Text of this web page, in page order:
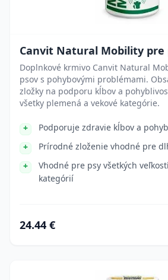
Canvit Natural Mobility pre
Doplnkové krmivo Canvit Natural
psov s pohybovými problémami.
zložky na podporu kĺbov a
všetky plemená a vekové kategórie.
Podporuje zdravie kĺbov a
Prírodné zloženie vhodné pre
Vhodné pre psy všetkých
kategórií
24.44 €